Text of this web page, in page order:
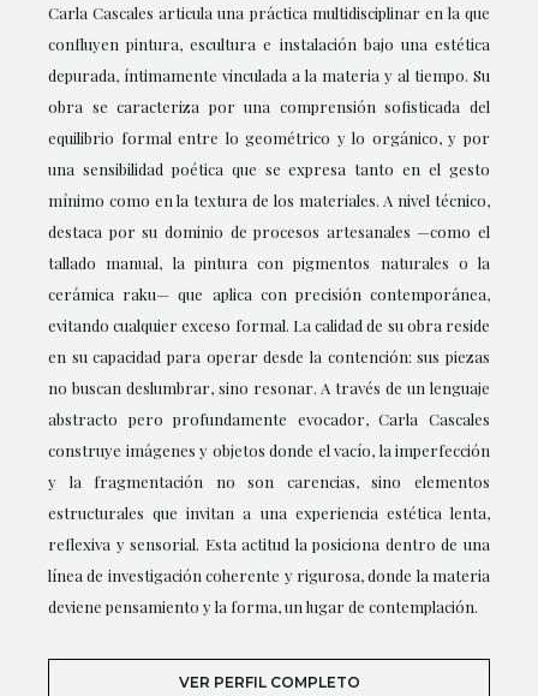
Carla Cascales articula una práctica multidisciplinar en la que
confluyen pintura, escultura e instalación bajo una estética
depurada, íntimamente vinculada a la materia y al tiempo. Su
obra se caracteriza por una comprensión sofisticada del
equilibrio formal entre lo geométrico y lo orgánico, y por
una sensibilidad poética que se expresa tanto en el gesto
mínimo como en la textura de los materiales. A nivel técnico,
destaca por su dominio de procesos artesanales —como el
tallado manual, la pintura con pigmentos naturales o la
cerámica raku— que aplica con precisión contemporánea,
evitando cualquier exceso formal. La calidad de su obra reside
en su capacidad para operar desde la contención: sus piezas
no buscan deslumbrar, sino resonar. A través de un lenguaje
abstracto pero profundamente evocador, Carla Cascales
construye imágenes y objetos donde el vacío, la imperfección
y la fragmentación no son carencias, sino elementos
estructurales que invitan a una experiencia estética lenta,
reflexiva y sensorial. Esta actitud la posiciona dentro de una
línea de investigación coherente y rigurosa, donde la materia
deviene pensamiento y la forma, un lugar de contemplación.
VER PERFIL COMPLETO